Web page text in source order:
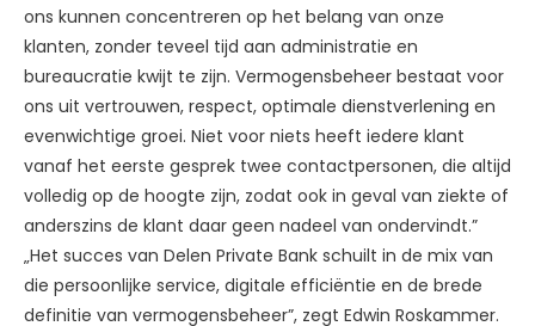
ons kunnen concentreren op het belang van onze
klanten, zonder teveel tijd aan administratie en
bureaucratie kwijt te zijn. Vermogensbeheer bestaat voor
ons uit vertrouwen, respect, optimale dienstverlening en
evenwichtige groei. Niet voor niets heeft iedere klant
vanaf het eerste gesprek twee contactpersonen, die altijd
volledig op de hoogte zijn, zodat ook in geval van ziekte of
anderszins de klant daar geen nadeel van ondervindt.”
„Het succes van Delen Private Bank schuilt in de mix van
die persoonlijke service, digitale efficiëntie en de brede
definitie van vermogensbeheer”, zegt Edwin Roskammer.